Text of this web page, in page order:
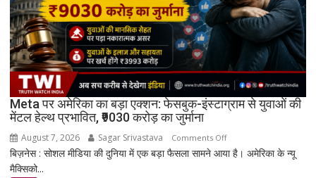
के
पास
खाक,
मौत
पर
सियासी
बढ़ी
Meta पर अमेरिका का बड़ा एक्शन: फेसबुक-इंस्टाग्राम से युवाओं की
मेंटल हेल्थ प्रभावित, ₹9030 करोड़ का जुर्माना
August 7, 2026 Sagar Srivastava Comments Offon
Meta
बिज़नेस : सोशल मीडिया की दुनिया में एक बड़ा फैसला सामने आया है। अमेरिका के न्यू
मैक्सिको...